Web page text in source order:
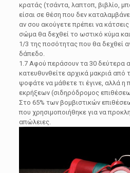
κρατάς (τσάντα, λαπτοπ, βιβλίο,
είσαι σε θέση που δεν
αν σου ακούγετε πρέπει να κάτσεις
σώμα θα δεχθεί το ωστικό κύμα
1/3 της ποσότητας που θα δεχθεί
δάπεδο.
1.7 Αφού περάσουν τα 30 δεύτερα
κατευθυνθείτε αρχικά μακριά από
ψοφάτε να μάθετε τι έγινε, αλλά η
εκρήξεων (σιδηρόδρομος
Στο 65% των βομβιστικών
που χρησιμοποιήθηκε για να
απώλειες.